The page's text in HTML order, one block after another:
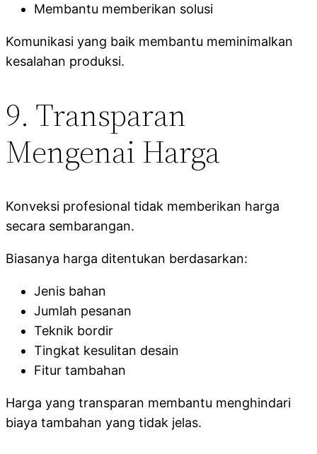
Membantu memberikan solusi
Komunikasi yang baik membantu meminimalkan
kesalahan produksi.
9. Transparan
Mengenai Harga
Konveksi profesional tidak memberikan harga
secara sembarangan.
Biasanya harga ditentukan berdasarkan:
Jenis bahan
Jumlah pesanan
Teknik bordir
Tingkat kesulitan desain
Fitur tambahan
Harga yang transparan membantu menghindari
biaya tambahan yang tidak jelas.